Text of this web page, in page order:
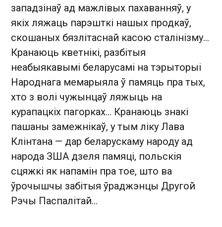
западзінаў ад мажлівых пахаванняў, у
якіх ляжаць парэшткі нашых продкаў,
скошаных бязлітаснай касою сталінізму…
Кранаюць кветнікі, разбітыя
неабыякавымі беларусамі на тэрыторыі
Народнага мемарыяла ў памяць пра тых,
хто з волі чужынцаў ляжыць на
курапацкіх пагорках… Кранаюць знакі
пашаны замежнікаў, у тым ліку Лава
Клінтана — дар беларускаму народу ад
народа ЗША дзеля памяці, польскія
сцяжкі як напамін пра тое, што ва
ўрочышчы забітыя ўраджэнцы Другой
Рэчы Паспалітай…